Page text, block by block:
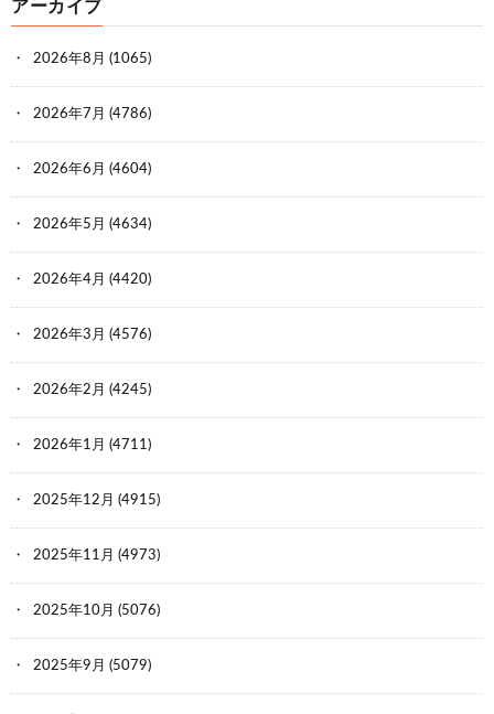
アーカイブ
2026年8月 (1065)
2026年7月 (4786)
2026年6月 (4604)
2026年5月 (4634)
2026年4月 (4420)
2026年3月 (4576)
2026年2月 (4245)
2026年1月 (4711)
2025年12月 (4915)
2025年11月 (4973)
2025年10月 (5076)
2025年9月 (5079)